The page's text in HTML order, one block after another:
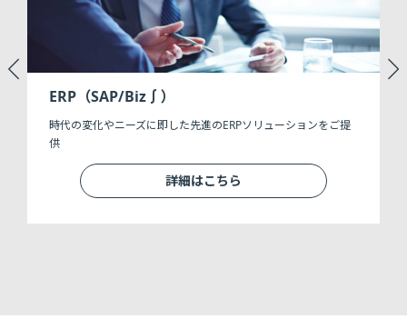
ERP（SAP/Biz∫）
時代の変化やニーズに即した先進のERPソリューションをご提
供
詳細はこちら